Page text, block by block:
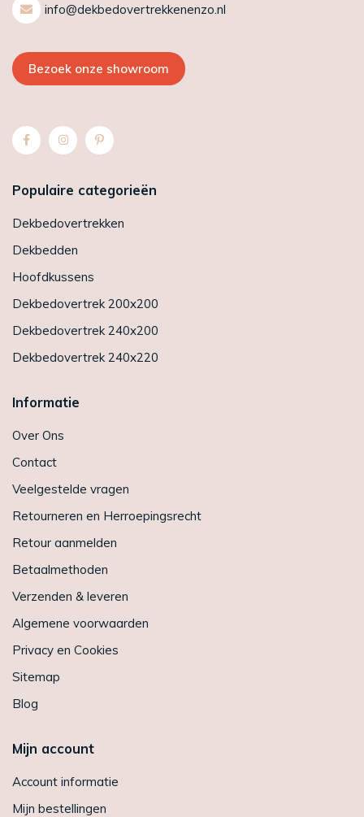
info@dekbedovertrekkenenzo.nl
Bezoek onze showroom
Populaire categorieën
Dekbedovertrekken
Dekbedden
Hoofdkussens
Dekbedovertrek 200x200
Dekbedovertrek 240x200
Dekbedovertrek 240x220
Informatie
Over Ons
Contact
Veelgestelde vragen
Retourneren en Herroepingsrecht
Retour aanmelden
Betaalmethoden
Verzenden & leveren
Algemene voorwaarden
Privacy en Cookies
Sitemap
Blog
Mijn account
Account informatie
Mijn bestellingen